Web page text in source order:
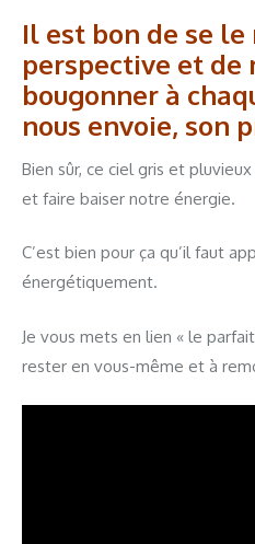
Il est bon de se
perspective et de
bougonner à
nous envoie, son
Bien sûr, ce ciel gris et
et faire baiser notre énergie.
C’est bien pour ça qu’il faut
énergétiquement.
Je vous mets en lien « le
rester en vous-même et à